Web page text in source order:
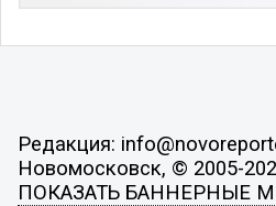
Редакция:
Новомосковск, © 2005-
ПОКАЗАТЬ БАННЕРНЫЕ